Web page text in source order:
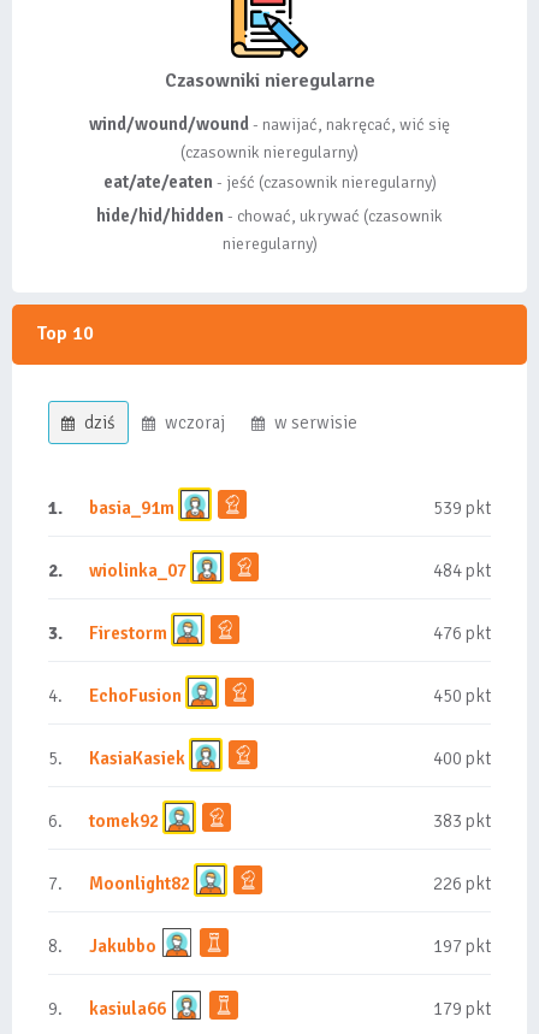
Czasowniki nieregularne
wind/wound/wound- nawijać, nakręcać, wić się
(czasownik nieregularny)
eat/ate/eaten- jeść (czasownik nieregularny)
hide/hid/hidden- chować, ukrywać (czasownik
nieregularny)
Top 10
dziś wczoraj w serwisie
1. basia_91m 539 pkt
2. wiolinka_07 484 pkt
3. Firestorm 476 pkt
4. EchoFusion 450 pkt
5. KasiaKasiek 400 pkt
6. tomek92 383 pkt
7. Moonlight82 226 pkt
8. Jakubbo 197 pkt
9. kasiula66 179 pkt